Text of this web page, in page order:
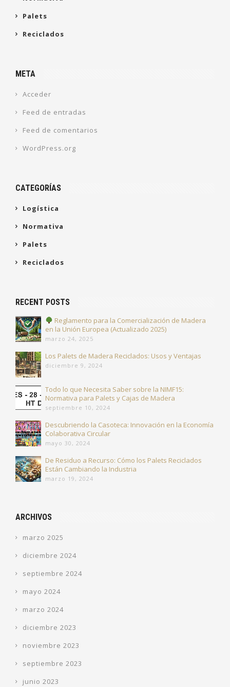
Palets
Reciclados
META
Acceder
Feed de entradas
Feed de comentarios
WordPress.org
CATEGORÍAS
Logística
Normativa
Palets
Reciclados
RECENT POSTS
Reglamento para la Comercialización de Madera
en la Unión Europea (Actualizado 2025)
marzo 24, 2025
Los Palets de Madera Reciclados: Usos y Ventajas
diciembre 9, 2024
Todo lo que Necesita Saber sobre la NIMF15:
Normativa para Palets y Cajas de Madera
septiembre 10, 2024
Descubriendo la Casoteca: Innovación en la Economía
Colaborativa Circular
mayo 30, 2024
De Residuo a Recurso: Cómo los Palets Reciclados
Están Cambiando la Industria
marzo 19, 2024
ARCHIVOS
marzo 2025
diciembre 2024
septiembre 2024
mayo 2024
marzo 2024
diciembre 2023
noviembre 2023
septiembre 2023
junio 2023